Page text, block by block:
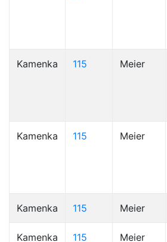
Kamenka 115 Meier
Kamenka 115 Meier
Kamenka 115 Meier
Kamenka 115 Meier